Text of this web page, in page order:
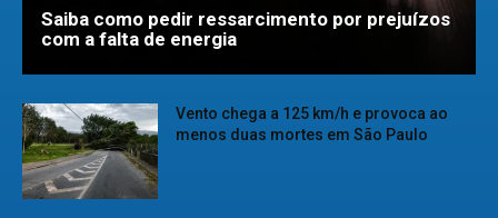
Saiba como pedir ressarcimento por prejuízos
com a falta de energia
Vento chega a 125 km/h e provoca ao
menos duas mortes em São Paulo